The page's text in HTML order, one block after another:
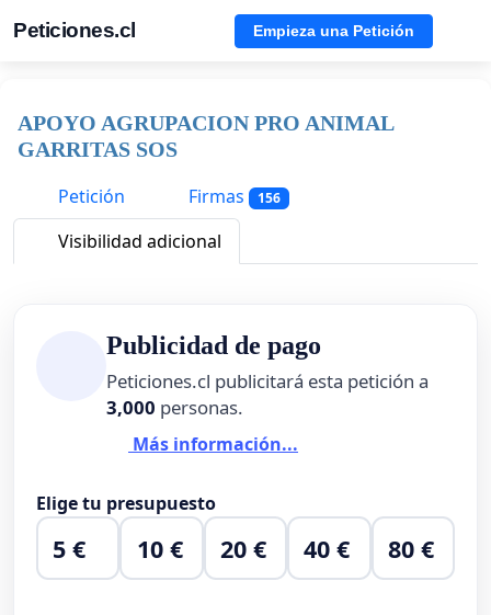
Peticiones.cl Empieza una Petición
APOYO AGRUPACION PRO ANIMAL
GARRITAS SOS
Petición
Firmas 156
Visibilidad adicional
Publicidad de pago
Peticiones.cl publicitará esta petición a
3,000 personas.
Más información...
Elige tu presupuesto
5 € 10 € 20 € 40 € 80 €